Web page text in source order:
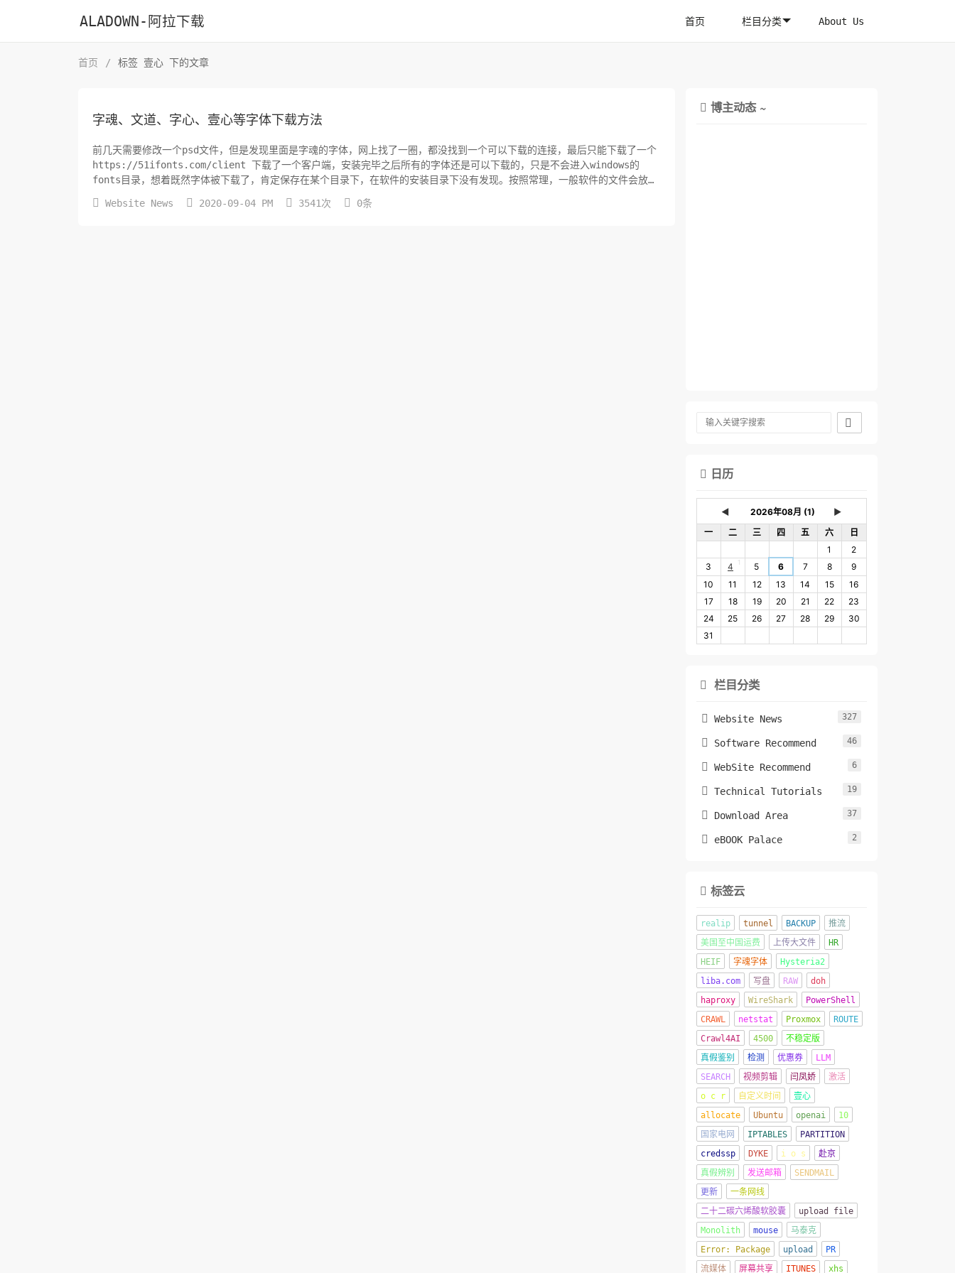
ALADOWN-阿拉下载 首页 栏目分类 About Us
首页 / 标签 壹心 下的文章
字魂、文道、字心、壹心等字体下载方法
前几天需要修改一个psd文件，但是发现里面是字魂的字体，网上找了一圈，都没找到一个可以下载的连接，最后只能下载了一个
https://51ifonts.com/client 下载了一个客户端，安装完毕之后所有的字体还是可以下载的，只是不会进入windows的
fonts目录，想着既然字体被下载了，肯定保存在某个目录下，在软件的安装目录下没有发现。按照常理，一般软件的文件会放在
 Website News  2020-09-04 PM  3541次  0条
 博主动态 ~

 日历
◄
►
一
二 三 四 五 六
日
1
2
3
4 1 5 6 7 8
9
10
11 12 13 14 15
16
17
18 19 20 21 22
23
24
25 26 27 28 29
30
31
 栏目分类
 Website News 327
 Software Recommend 46
 WebSite Recommend 6
 Technical Tutorials 19
 Download Area 37
 eBOOK Palace 2
 标签云
realip tunnel BACKUP
推流
美国至中国运费
上传大文件
HR
HEIF
字魂字体
Hysteria2
liba.com
写盘 RAW
doh
haproxy
WireShark
PowerShell
CRAWL
netstat Proxmox
ROUTE
Crawl4AI
4500
不稳定版
真假鉴别
检测 优惠券
LLM
SEARCH
视频剪辑 闫凤娇
激活
o c r
自定义时间
壹心
allocate
Ubuntu openai
10
国家电网
IPTABLES
PARTITION
credssp
DYKE i o s
赴京
真假辨别
发送邮箱
SENDMAIL
更新
一条网线
二十二碳六烯酸软胶囊
upload file
Monolith
mouse
马泰克
Error: Package
upload
PR
流媒体
屏幕共享 ITUNES xhs